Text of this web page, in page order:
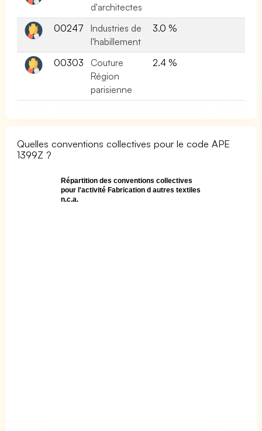
d'architectes
00247
Industries de
l'habillement
3.0 %
00303
Couture
Région
parisienne
2.4 %
Quelles conventions collectives pour le code APE
1399Z ?
Répartition des conventions collectives
pour l'activité Fabrication d autres textiles
n.c.a.